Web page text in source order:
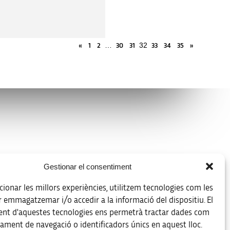
Gestionar el consentiment
les millors experiències, utilitzem tecnologies com les
emmagatzemar i/o accedir a la informació del dispositiu. El
d'aquestes tecnologies ens permetrà tractar dades com
de navegació o identificadors únics en aquest lloc.
« 1 2 30 31 32 33 34 35 »
Registre d’activitats de tractament
Accessibilitat